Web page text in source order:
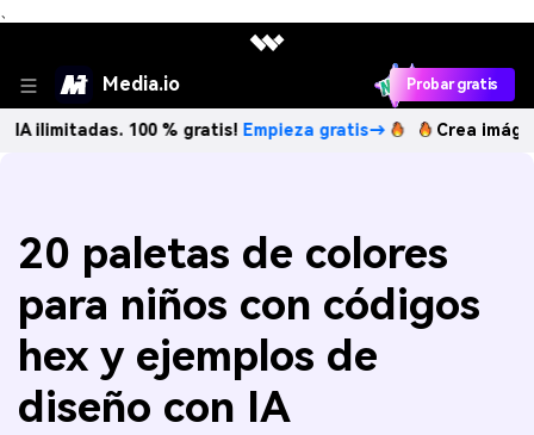
、
Media.io Probar gratis
100 % gratis! Empieza gratis→ Crea imágenes IA
20 paletas de colores
para niños con códigos
hex y ejemplos de
diseño con IA